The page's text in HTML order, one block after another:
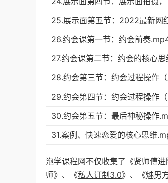
25.展示面第五节：2022最新网
26.约会课第一节：约会前奏
27.约会课第二节：约会的核心
28.约会第三节：约会过程操作
29.约会第四节：约会过程操作
30.约会第五节：最后神秘操作
31.案例、快速恋爱的核心思维
泡学课程网不仅收集了《贤师傅
师》、《私人订制3.0》、《魅男